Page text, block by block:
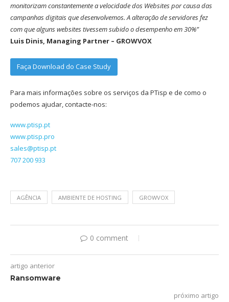
monitorizam constantemente a velocidade dos Websites por causa das
campanhas digitais que desenvolvemos. A alteração de servidores fez
com que alguns websites tivessem subido o desempenho em 30%”
Luis Dinis, Managing Partner – GROWVOX
Faça Download do Case Study
Para mais informações sobre os serviços da PTisp e de como o
podemos ajudar, contacte-nos:
www.ptisp.pt
www.ptisp.pro
sales@ptisp.pt
707 200 933
AGÊNCIA AMBIENTE DE HOSTING GROWVOX
0 comment
artigo anterior
Ransomware
próximo artigo